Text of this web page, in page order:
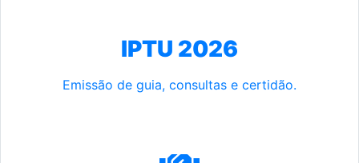
IPTU 2026
Emissão de guia, consultas e certidão.